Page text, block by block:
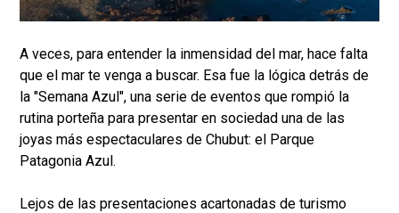
A veces, para entender la inmensidad del mar, hace falta
que el mar te venga a buscar. Esa fue la lógica detrás de
la "Semana Azul", una serie de eventos que rompió la
rutina porteña para presentar en sociedad una de las
joyas más espectaculares de Chubut: el Parque
Patagonia Azul.
Lejos de las presentaciones acartonadas de turismo